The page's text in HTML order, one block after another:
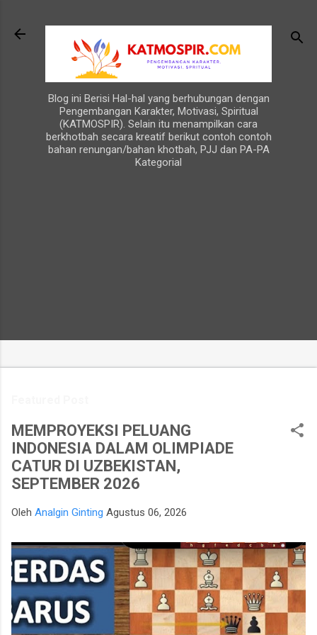
Blog ini Berisi Hal-hal yang berhubungan dengan
Pengembangan Karakter, Motivasi, Spiritual
(KATMOSPIR). Selain itu menampilkan cara
berkhotbah secara kreatif berikut contoh contoh
bahan renungan/bahan khotbah, PJJ dan PA-PA
Kategorial
MEMPROYEKSI PELUANG
INDONESIA DALAM OLIMPIADE
CATUR DI UZBEKISTAN,
SEPTEMBER 2026
Oleh Analgin Ginting Agustus 06, 2026